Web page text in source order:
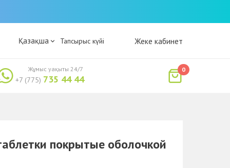
Қазақша Тапсырыс күйі Жеке кабинет
+7 (775) 735 44 44
Жұмыс уақыты 24/7 0
покрытые оболочкой